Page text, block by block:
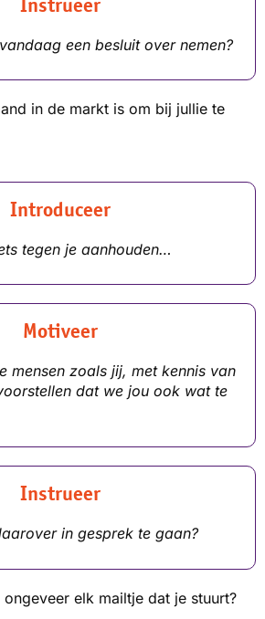
een besluit over nemen?
in de markt is om bij jullie te
Introduceer
tegen je aanhouden…
Motiveer
mensen zoals jij, met kennis van
dat we jou ook wat te
Instrueer
in gesprek te gaan?
elk mailtje dat je stuurt?